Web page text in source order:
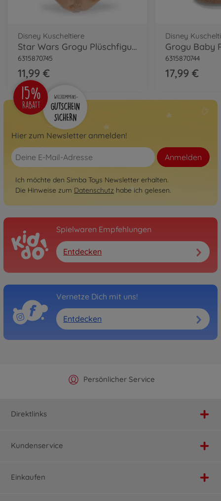
Disney Kuscheltiere
Star Wars Grogu Plüschfigur mit Schmusetuch
6315870745
11,99 €
Disney
6315870744
17,99 €
Hier zum Newsletter anmelden!
Anmelden
Ich möchte den Simba Toys Newsletter erhalten.
Die Hinweise zum Datenschutz habe ich gelesen.
Spielwaren Empfehlungen
Entdecken
Vernetze Dich mit uns!
Entdecken
Offizieller Hersteller Shop
Persönlicher Service
Versandkostenfrei ab 25€
Schnelle Lieferung
Direktlinks
Kundenservice
Einkaufen